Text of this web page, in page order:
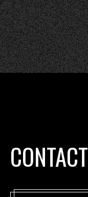
CONTACT